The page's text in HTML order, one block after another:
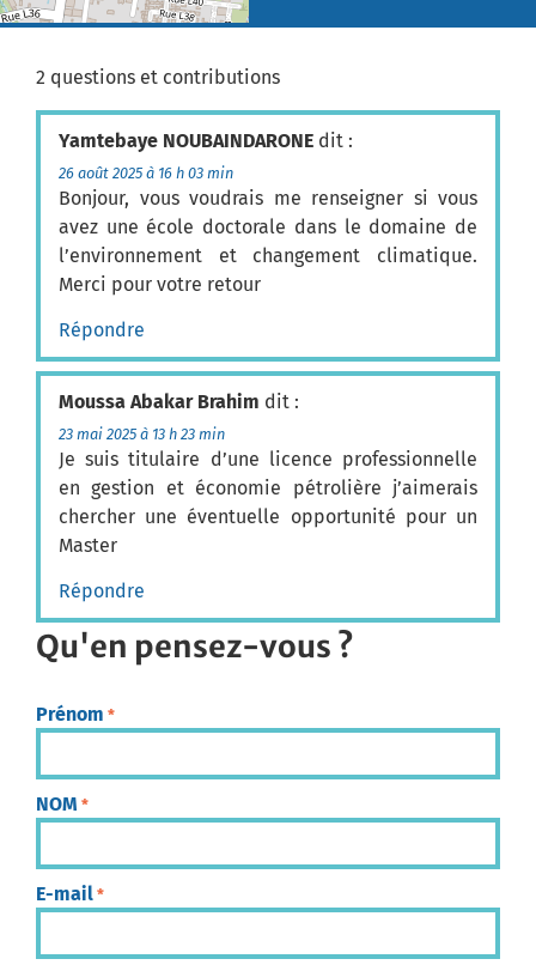
2 questions et contributions
Yamtebaye NOUBAINDARONE dit :
26 août 2025 à 16 h 03 min
Bonjour, vous voudrais me renseigner si vous
avez une école doctorale dans le domaine de
l’environnement et changement climatique.
Merci pour votre retour
Répondre
Moussa Abakar Brahim dit :
23 mai 2025 à 13 h 23 min
Je suis titulaire d’une licence professionnelle
en gestion et économie pétrolière j’aimerais
chercher une éventuelle opportunité pour un
Master
Répondre
Qu'en pensez-vous ?
Prénom *
NOM *
E-mail *